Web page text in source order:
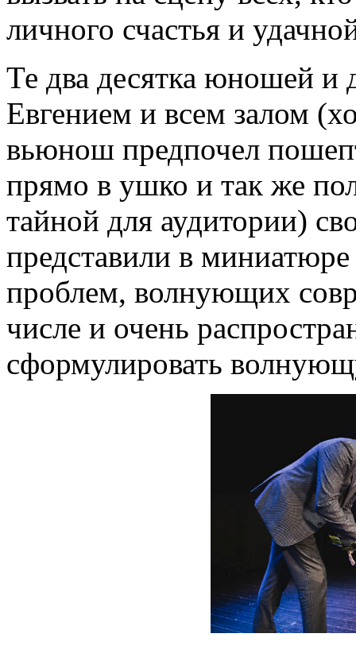
личного счастья и
Те два десятка юношей и
Евгением и всем залом
вьюнош предпочел
прямо в ушко и так же
тайной для аудитории)
представили в
проблем, волнующих
числе и очень
сформулировать